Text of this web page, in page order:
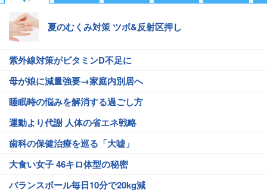
夏のむくみ対策 ツボ&反射区押し
紫外線対策がビタミンD不足に
母が娘に減量強要→家庭内別居へ
睡眠時の悩みを解消する過ごし方
運動より代謝 人体の省エネ戦略
歯科の保健治療を巡る「大嘘」
大食い女子 46キロ体型の秘密
バランスボール毎日10分で20kg減